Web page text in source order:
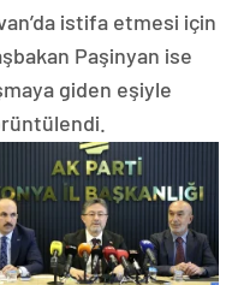
istifa etmesi için
Paşinyan ise
giden eşiyle